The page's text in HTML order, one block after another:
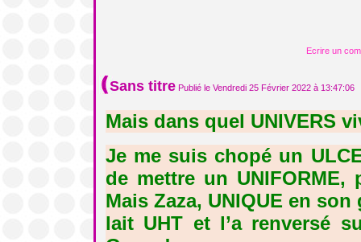
Ecrire un
Sans titre Publié le Vendredi 25 Février 2022 à 13:47:06
Mais dans quel UNIVERS
Je me suis chopé un
de mettre un
Mais Zaza, UNIQUE en
lait UHT et l’a renversé